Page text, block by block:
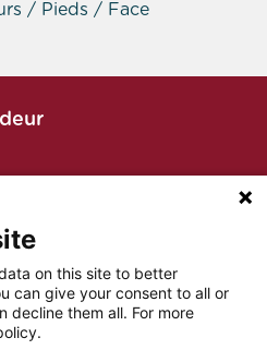
/ Pieds / Face
vendeur par mail
on this site to better
can give your consent to all or
decline them all. For more